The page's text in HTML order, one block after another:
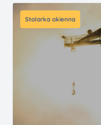
Stolarka okienna